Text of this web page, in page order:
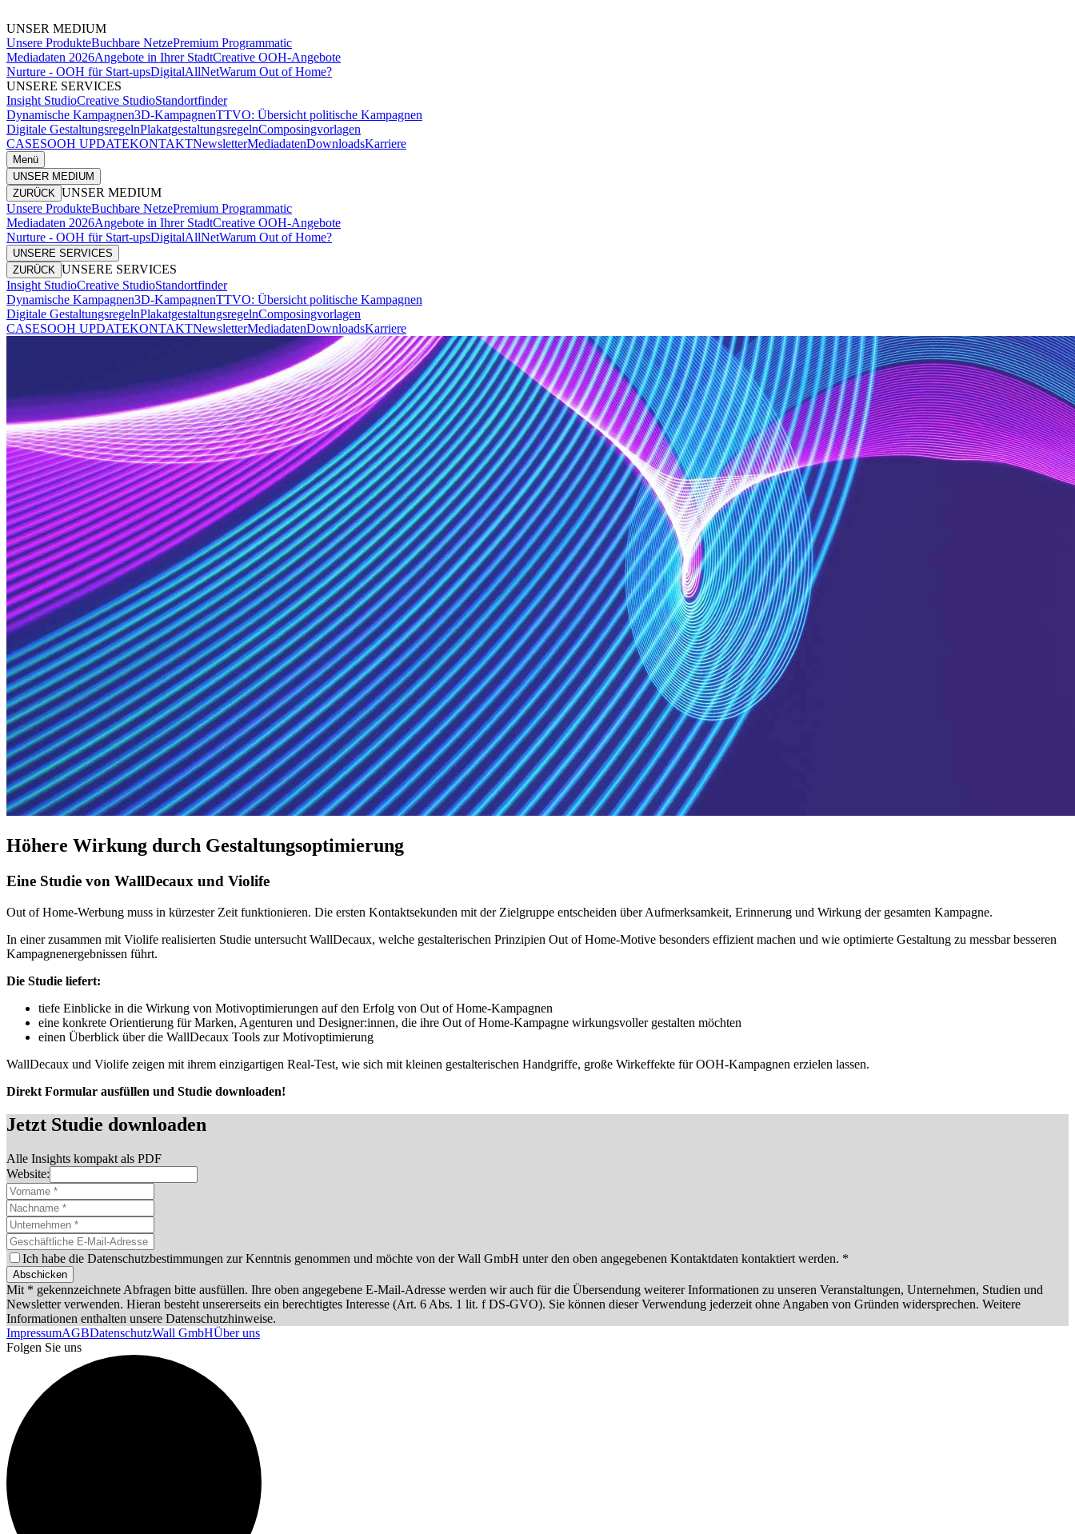
UNSER MEDIUM
Unsere ProdukteBuchbare NetzePremium Programmatic
Mediadaten 2026Angebote in Ihrer StadtCreative OOH-Angebote
Nurture - OOH für Start-upsDigitalAllNetWarum Out of Home?
UNSERE SERVICES
Insight StudioCreative StudioStandortfinder
Dynamische Kampagnen3D-KampagnenTTVO: Übersicht politische Kampagnen
Digitale GestaltungsregelnPlakatgestaltungsregelnComposingvorlagen
CASESOOH UPDATEKONTAKTNewsletterMediadatenDownloadsKarriere
Menü
UNSER MEDIUM
ZURÜCK UNSER MEDIUM
Unsere ProdukteBuchbare NetzePremium Programmatic
Mediadaten 2026Angebote in Ihrer StadtCreative OOH-Angebote
Nurture - OOH für Start-upsDigitalAllNetWarum Out of Home?
UNSERE SERVICES
ZURÜCK UNSERE SERVICES
Insight StudioCreative StudioStandortfinder
Dynamische Kampagnen3D-KampagnenTTVO: Übersicht politische Kampagnen
Digitale GestaltungsregelnPlakatgestaltungsregelnComposingvorlagen
CASESOOH UPDATEKONTAKTNewsletterMediadatenDownloadsKarriere
Höhere Wirkung durch Gestaltungsoptimierung
Eine Studie von WallDecaux und Violife
Out of Home-Werbung muss in kürzester Zeit funktionieren. Die ersten Kontaktsekunden mit der Zielgruppe entscheiden über Aufmerksamkeit, Erinnerung und Wirkung der gesamten Kampagne.
In einer zusammen mit Violife realisierten Studie untersucht WallDecaux, welche gestalterischen Prinzipien Out of Home-Motive besonders effizient machen und wie optimierte Gestaltung zu messbar besseren
Kampagnenergebnissen führt.
Die Studie liefert:
tiefe Einblicke in die Wirkung von Motivoptimierungen auf den Erfolg von Out of Home-Kampagnen
eine konkrete Orientierung für Marken, Agenturen und Designer:innen, die ihre Out of Home-Kampagne wirkungsvoller gestalten möchten
einen Überblick über die WallDecaux Tools zur Motivoptimierung
WallDecaux und Violife zeigen mit ihrem einzigartigen Real-Test, wie sich mit kleinen gestalterischen Handgriffe, große Wirkeffekte für OOH-Kampagnen erzielen lassen.
Direkt Formular ausfüllen und Studie downloaden!
Jetzt Studie downloaden
Alle Insights kompakt als PDF
Website:
Ich habe die Datenschutzbestimmungen zur Kenntnis genommen und möchte von der Wall GmbH unter den oben angegebenen Kontaktdaten kontaktiert werden. *
Abschicken
Mit * gekennzeichnete Abfragen bitte ausfüllen. Ihre oben angegebene E-Mail-Adresse werden wir auch für die Übersendung weiterer Informationen zu unseren Veranstaltungen, Unternehmen, Studien und
Newsletter verwenden. Hieran besteht unsererseits ein berechtigtes Interesse (Art. 6 Abs. 1 lit. f DS-GVO). Sie können dieser Verwendung jederzeit ohne Angaben von Gründen widersprechen. Weitere
Informationen enthalten unsere Datenschutzhinweise.
ImpressumAGBDatenschutzWall GmbHÜber uns
Folgen Sie uns